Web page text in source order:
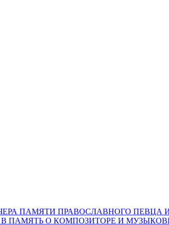
ПАМЯТИ ПРАВОСЛАВНОГО